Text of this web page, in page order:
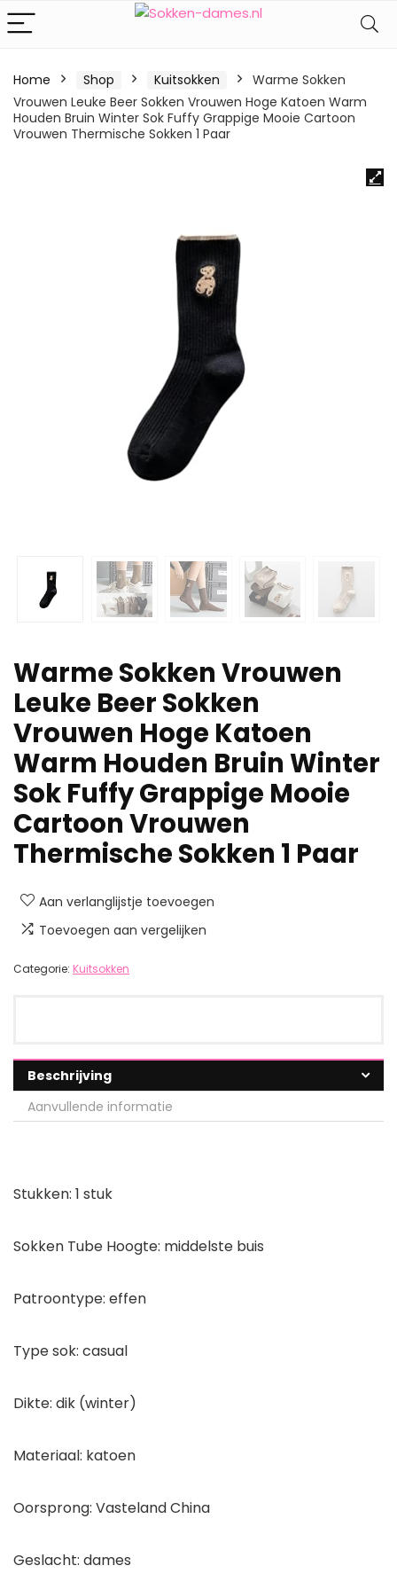
Home Shop Kuitsokken
Warme Sokken
Vrouwen Leuke Beer Sokken Vrouwen Hoge Katoen Warm
Houden Bruin Winter Sok Fuffy Grappige Mooie Cartoon
Vrouwen Thermische Sokken 1 Paar
Warme Sokken Vrouwen
Leuke Beer Sokken
Vrouwen Hoge Katoen
Warm Houden Bruin Winter
Sok Fuffy Grappige Mooie
Cartoon Vrouwen
Thermische Sokken 1 Paar
Aan verlanglijstje toevoegen
Toevoegen aan vergelijken
Categorie: Kuitsokken
Beschrijving
Aanvullende informatie
Stukken: 1 stuk
Sokken Tube Hoogte: middelste buis
Patroontype: effen
Type sok: casual
Dikte: dik (winter)
Materiaal: katoen
Oorsprong: Vasteland China
Geslacht: dames